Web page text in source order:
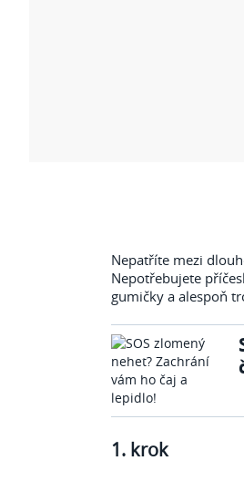
Nepatříte mezi
Nepotřebujete
gumičky a alespoň
1. krok